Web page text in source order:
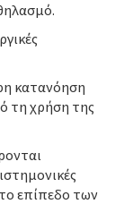
κατανόηση
τη χρήση της
επίπεδο των